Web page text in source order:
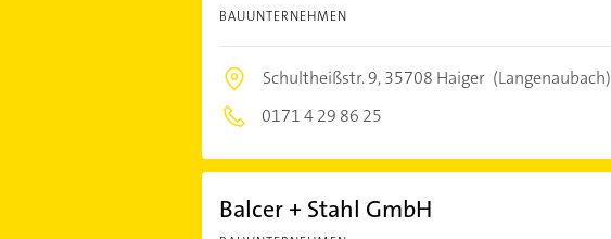
BAUUNTERNEHMEN
Schultheißstr. 9,35708 Haiger (Langenaubach)
0171 4 29 86 25
Balcer + Stahl GmbH